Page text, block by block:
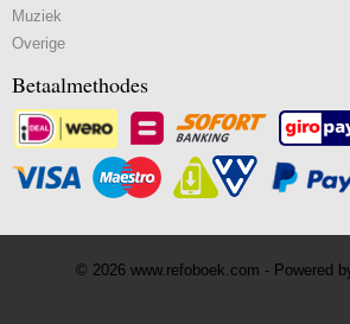
Muziek
Overige
Betaalmethodes
© 2026 www.refoboek.com - Powered